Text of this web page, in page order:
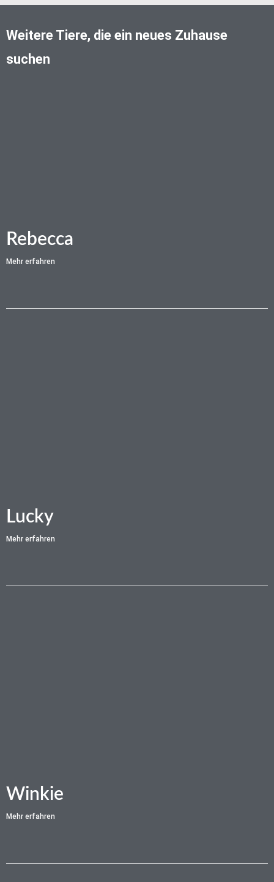
Weitere Tiere, die ein neues Zuhause
suchen
Rebecca
Mehr erfahren
Lucky
Mehr erfahren
Winkie
Mehr erfahren